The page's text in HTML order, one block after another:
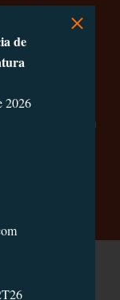
datas da
de
2026